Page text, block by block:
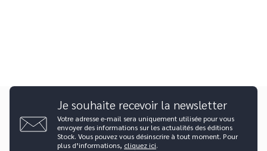
Je souhaite recevoir la newsletter
Votre adresse e-mail sera uniquement utilisée pour vous
envoyer des informations sur les actualités des éditions
Stock. Vous pouvez vous désinscrire à tout moment. Pour
plus d’informations, cliquez ici.